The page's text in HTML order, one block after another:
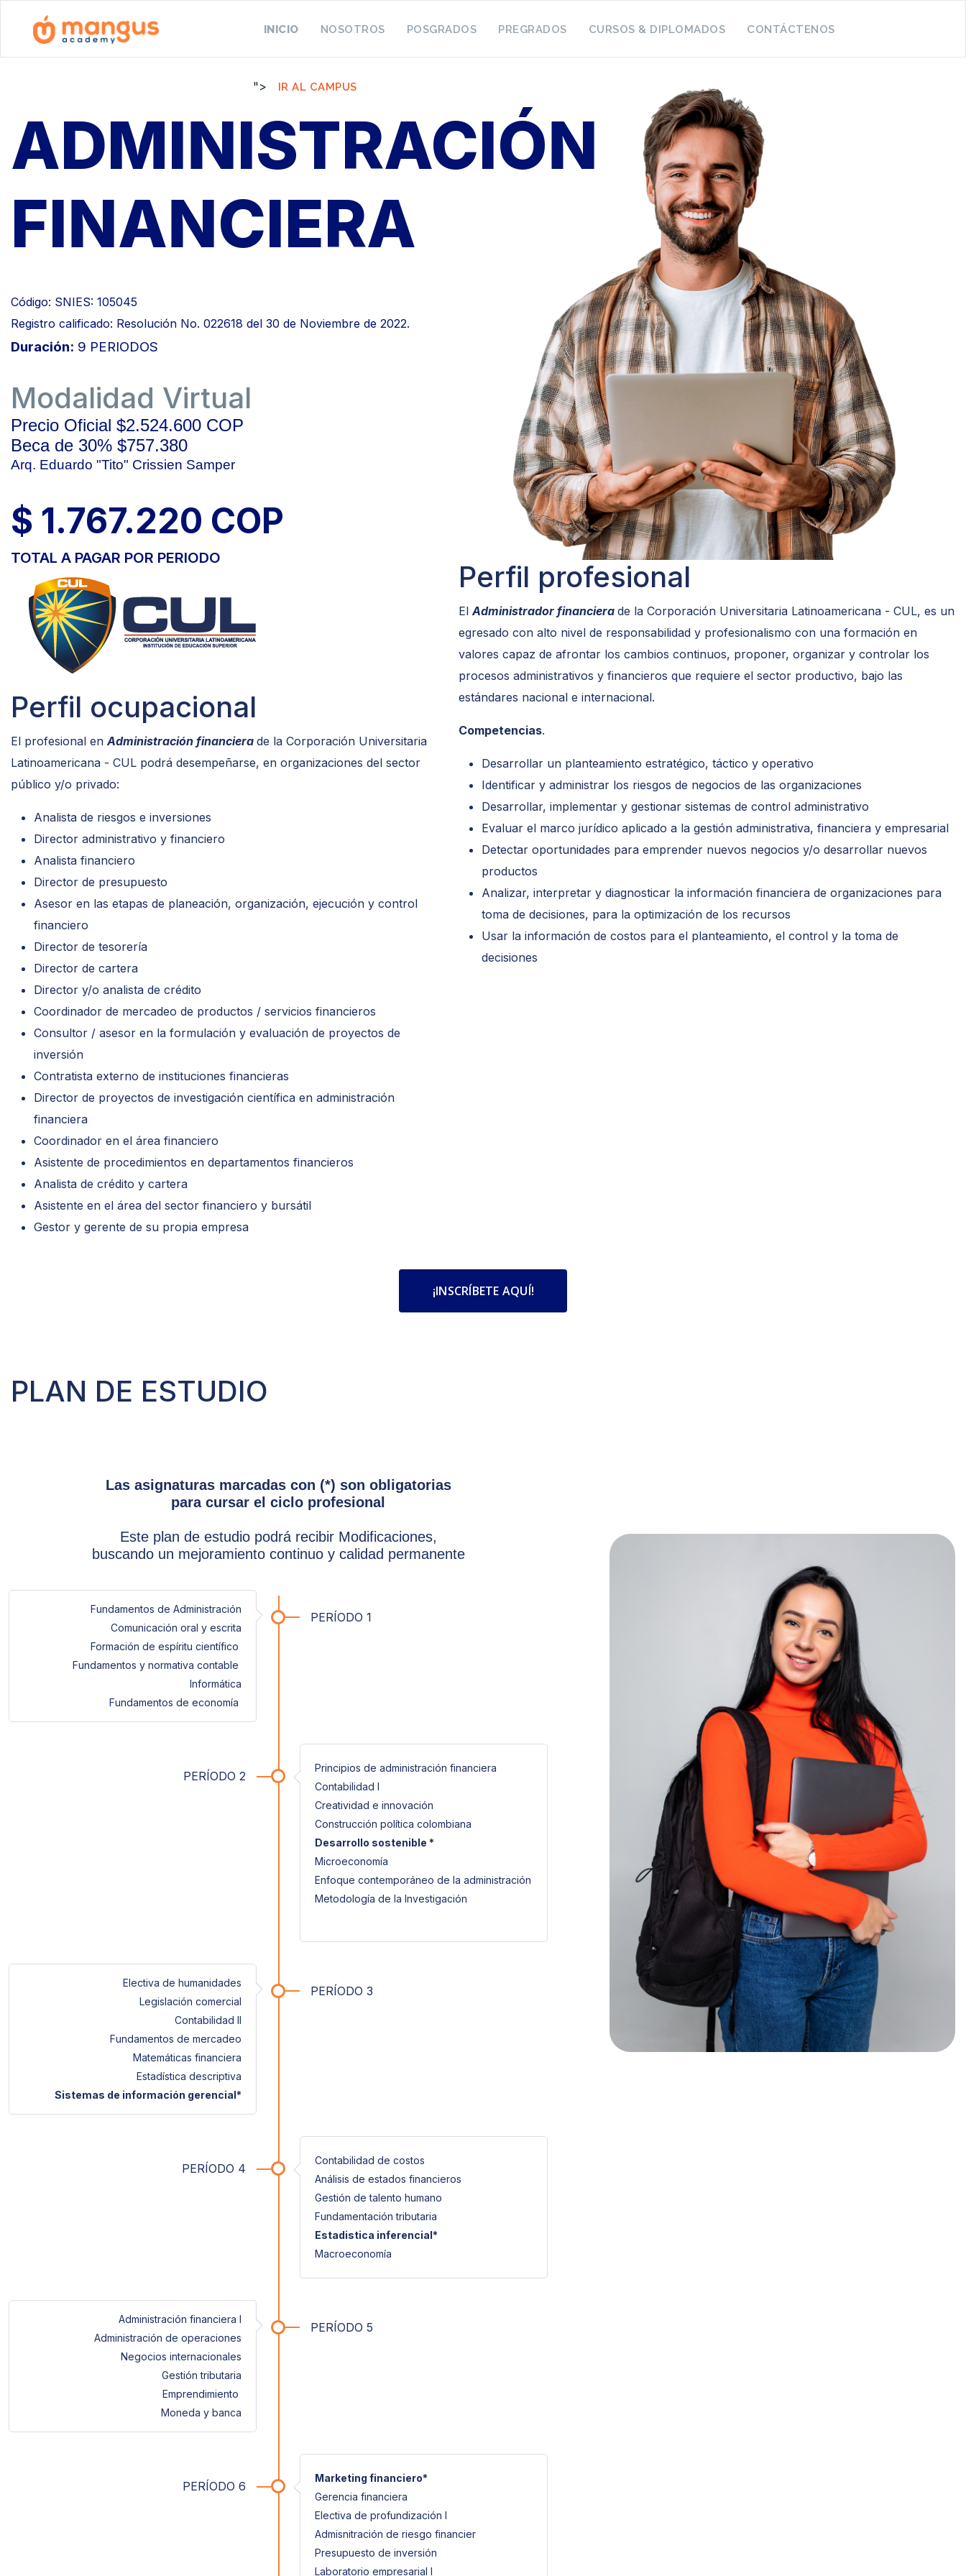
INICIO NOSOTROS POSGRADOS PREGRADOS CURSOS & DIPLOMADOS CONTÁCTENOS
"> IR AL CAMPUS
ADMINISTRACIÓN
FINANCIERA
Código: SNIES: 105045
Registro calificado: Resolución No. 022618 del 30 de Noviembre de 2022.
Duración: 9 PERIODOS
Modalidad Virtual
Precio Oficial $2.524.600 COP
Beca de 30% $757.380
Arq. Eduardo "Tito" Crissien Samper
$ 1.767.220 COP
TOTAL A PAGAR POR PERIODO
Perfil ocupacional
El profesional enAdministración financiera de la Corporación Universitaria
Latinoamericana - CUL podrá desempeñarse, en organizaciones del sector
público y/o privado:
Analista de riesgos e inversiones
Director administrativo y financiero
Analista financiero
Director de presupuesto
Asesor en las etapas de planeación, organización, ejecución y control
financiero
Director de tesorería
Director de cartera
Director y/o analista de crédito
Coordinador de mercadeo de productos / servicios financieros
Consultor / asesor en la formulación y evaluación de proyectos de
inversión
Contratista externo de instituciones financieras
Director de proyectos de investigación científica en administración
financiera
Coordinador en el área financiero
Asistente de procedimientos en departamentos financieros
Analista de crédito y cartera
Asistente en el área del sector financiero y bursátil
Gestor y gerente de su propia empresa
Perfil profesional
ElAdministrador financiera de la Corporación Universitaria Latinoamericana - CUL, es un
egresado con alto nivel de responsabilidad y profesionalismo con una formación en
valores capaz de afrontar los cambios continuos, proponer, organizar y controlar los
procesos administrativos y financieros que requiere el sector productivo, bajo las
estándares nacional e internacional.
Competencias.
Desarrollar un planteamiento estratégico, táctico y operativo
Identificar y administrar los riesgos de negocios de las organizaciones
Desarrollar, implementar y gestionar sistemas de control administrativo
Evaluar el marco jurídico aplicado a la gestión administrativa, financiera y empresarial
Detectar oportunidades para emprender nuevos negocios y/o desarrollar nuevos
productos
Analizar, interpretar y diagnosticar la información financiera de organizaciones para
toma de decisiones, para la optimización de los recursos
Usar la información de costos para el planteamiento, el control y la toma de
decisiones
¡INSCRÍBETE AQUÍ!
PLAN DE ESTUDIO
Las asignaturas marcadas con (*) son obligatorias
para cursar el ciclo profesional
Este plan de estudio podrá recibir Modificaciones,
buscando un mejoramiento continuo y calidad permanente
Fundamentos de Administración
Comunicación oral y escrita
Formación de espíritu científico
Fundamentos y normativa contable
Informática
Fundamentos de economía
PERÍODO 1
PERÍODO 2
Principios de administración financiera
Contabilidad I
Creatividad e innovación
Construcción política colombiana
Desarrollo sostenible *
Microeconomía
Enfoque contemporáneo de la administración
Metodología de la Investigación
Electiva de humanidades
Legislación comercial
Contabilidad II
Fundamentos de mercadeo
Matemáticas financiera
Estadística descriptiva
Sistemas de información gerencial*
PERÍODO 3
PERÍODO 4
Contabilidad de costos
Análisis de estados financieros
Gestión de talento humano
Fundamentación tributaria
Estadistica inferencial*
Macroeconomía
Administración financiera I
Administración de operaciones
Negocios internacionales
Gestión tributaria
Emprendimiento
Moneda y banca
PERÍODO 5
PERÍODO 6
Marketing financiero*
Gerencia financiera
Electiva de profundización I
Admisnitración de riesgo financier
Presupuesto de inversión
Laboratorio empresarial I